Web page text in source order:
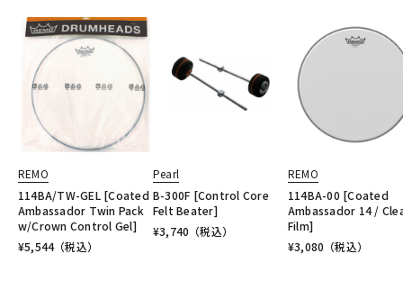
REMO
114BA/TW-GEL [Coated
Ambassador Twin Pack
w/Crown Control Gel]
¥5,544（税込）
Pearl
B-300F [Control Core
Felt Beater]
¥3,740 （税込）
REMO
114BA-00 [Coated
Ambassador 14 /
Film]
¥3,080 （税込）